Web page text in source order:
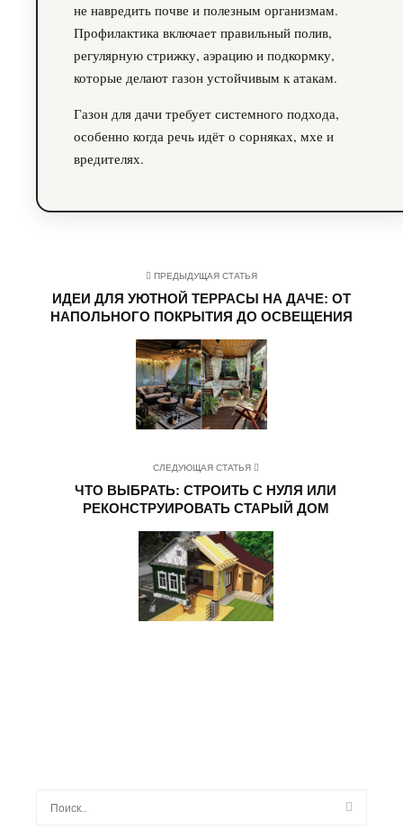
не навредить почве и полезным организмам.
Профилактика включает правильный полив,
регулярную стрижку, аэрацию и подкормку,
которые делают газон устойчивым к атакам.
Газон для дачи требует системного подхода,
особенно когда речь идёт о сорняках, мхе и
вредителях.
ПРЕДЫДУЩАЯ СТАТЬЯ
ИДЕИ ДЛЯ УЮТНОЙ ТЕРРАСЫ НА ДАЧЕ: ОТ
НАПОЛЬНОГО ПОКРЫТИЯ ДО ОСВЕЩЕНИЯ
СЛЕДУЮЩАЯ СТАТЬЯ
ЧТО ВЫБРАТЬ: СТРОИТЬ С НУЛЯ ИЛИ
РЕКОНСТРУИРОВАТЬ СТАРЫЙ ДОМ
Найти: